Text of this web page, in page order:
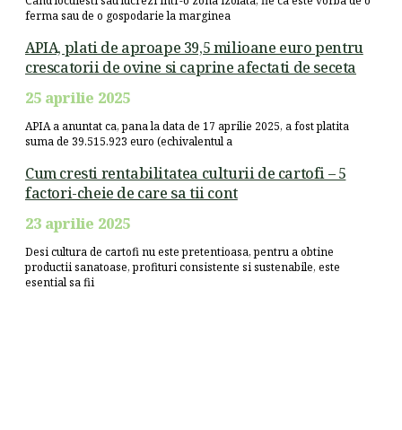
ferma sau de o gospodarie la marginea
APIA, plati de aproape 39,5 milioane euro pentru
crescatorii de ovine si caprine afectati de seceta
25 aprilie 2025
APIA a anuntat ca, pana la data de 17 aprilie 2025, a fost platita
suma de 39.515.923 euro (echivalentul a
Cum cresti rentabilitatea culturii de cartofi – 5
factori-cheie de care sa tii cont
23 aprilie 2025
Desi cultura de cartofi nu este pretentioasa, pentru a obtine
productii sanatoase, profituri consistente si sustenabile, este
esential sa fii